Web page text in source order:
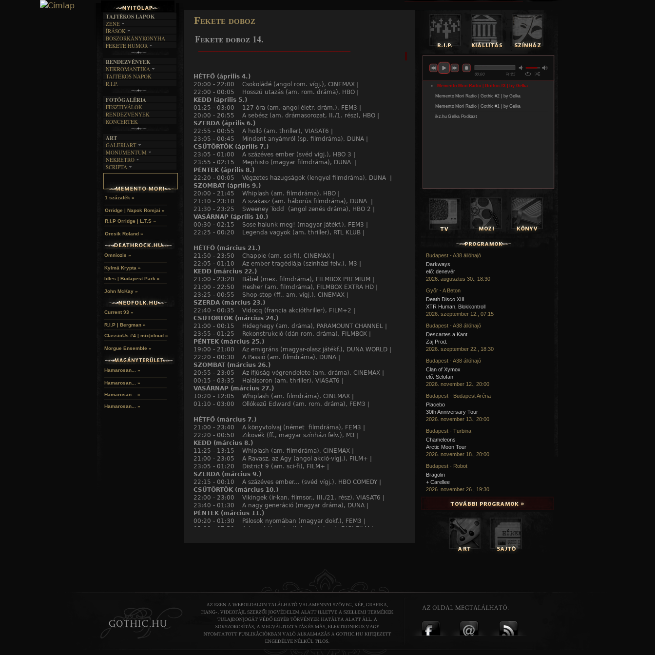
Fekete doboz
Fekete doboz 14.
HÉTFŐ (április 4.)
20:00 - 22:00 Csokoládé (angol rom. vígj.), CINEMAX |
22:00 - 00:05 Hosszú utazás (am. rom. dráma), HBO |
KEDD (április 5.)
01:25 - 03:00 127 óra (am.-angol életr. drám.), FEM3 |
20:00 - 20:55 A sebész (am. drámasorozat, II./1. rész), HBO |
SZERDA (április 6.)
22:55 - 00:55 A holló (am. thriller), VIASAT6 |
23:05 - 00:45 Mindent anyámról (sp. filmdráma), DUNA |
CSÜTÖRTÖK (április 7.)
23:05 - 01:00 A százéves ember (svéd vígj.), HBO 3 |
23:55 - 02:15 Mephisto (magyar filmdráma), DUNA |
PÉNTEK (április 8.)
22:20 - 00:05 Végzetes hazugságok (lengyel filmdráma), DUNA |
SZOMBAT (április 9.)
20:00 - 21:45 Whiplash (am. filmdráma), HBO |
21:10 - 23:10 A szakasz (am. háborús filmdráma), DUNA |
21:30 - 23:25 Sweeney Todd (angol zenés dráma), HBO 2 |
VASÁRNAP (április 10.)
00:30 - 02:15 Sose halunk meg! (magyar játékf.), FEM3 |
22:25 - 00:20 Legenda vagyok (am. thriller), RTL KLUB |
HÉTFŐ (március 21.)
21:50 - 23:50 Chappie (am. sci-fi), CINEMAX |
22:05 - 01:10 Az ember tragédiája (színházi felv.), M3 |
KEDD (március 22.)
21:00 - 23:20 Bábel (mex. filmdráma), FILMBOX PREMIUM |
21:00 - 22:50 Hesher (am. filmdráma), FILMBOX EXTRA HD |
23:25 - 00:55 Shop-stop (ff., am. vígj.), CINEMAX |
SZERDA (március 23.)
22:40 - 00:35 Vidocq (francia akcióthriller), FILM+2 |
CSÜTÖRTÖK (március 24.)
21:00 - 00:15 Hideghegy (am. dráma), PARAMOUNT CHANNEL |
23:55 - 01:25 Rekonstrukció (dán rom. dráma), FILMBOX |
PÉNTEK (március 25.)
19:00 - 21:00 Az emigráns (magyar-olasz játékf.), DUNA WORLD |
22:20 - 00:30 A Passió (am. filmdráma), DUNA |
SZOMBAT (március 26.)
20:55 - 23:05 Az ifjúság végrendelete (am. dráma), CINEMAX |
00:15 - 03:35 Halálsoron (am. thriller), VIASAT6 |
VASÁRNAP (március 27.)
10:20 - 12:05 Whiplash (am. filmdráma), CINEMAX |
01:10 - 03:00 Ollókezű Edward (am. rom. dráma), FEM3 |
HÉTFŐ (március 7.)
21:00 - 23:40 A könyvtolvaj (német filmdráma), FEM3 |
22:20 - 00:50 Zikovék (ff., magyar színházi felv.), M3 |
KEDD (március 8.)
11:25 - 13:15 Whiplash (am. filmdráma), CINEMAX |
21:00 - 23:05 A Ravasz, az Agy (angol akció-vígj.), FILM+ |
23:05 - 01:20 District 9 (am. sci-fi), FILM+ |
SZERDA (március 9.)
22:15 - 00:10 A százéves ember... (svéd vígj.), HBO COMEDY |
CSÜTÖRTÖK (március 10.)
22:00 - 23:00 Vikingek (ír-kan. filmsor., III./21. rész), VIASAT6 |
23:40 - 01:30 A nagy generáció (magyar dráma), DUNA |
PÉNTEK (március 11.)
00:20 - 01:30 Pálosok nyomában (magyar dokf.), FEM3 |
05:30 - 07:50 Arizonai álmodozók (am. dráma), DIGI FILM |
21:55 - 23:35 Phoenix bár (német dráma), CINEMAX |
23:10 - 01:30 A hobbit (am.-új-zél. kalandf.), HBO |
14:45 - 16:50 Felforgatókönyv (am. vígj.), FILMCAFE |
15:45 - 17:00 Svejk (ukrán anim. f.), FILMBOX FAMILY |
KEDD (március 1.)
22:05 - 23:55 Túsztörténet (magyar filmdráma), M3 |
00:25 - 02:25 Fekete hattyú (am. filmdráma), FEM3 |
10:50 - 12:35 Szóljatok a köpcösnek! (am. vígj.), DIGI FILM |
TAJTÉKOS LAPOK
ZENE
EGYÜTTESEK
INTERJÚK
FORDÍTÁSOK
DALSZÖVEGEK
ÍRÁSOK
IRODALOM
FILM
MŰVÉSZET
ÍRÁSTÖRTÉNET
BOSZORKÁNYKONYHA
FEKETE HUMOR
SZÖVEGES
RENDEZVÉNYEK
NEKROMANTIKA
AKTUÁLIS
A MÚLT
TAJTÉKOS NAPOK
R.I.P.
FOTÓGALÉRIA
FESZTIVÁLOK
RENDEZVÉNYEK
KONCERTEK
ART
GALERIART
ARTGALERI
KÉPREGÉNYEK
LAKÁSKULTS
MONUMENTUM
TEMETŐK
TEMPLOMOK
HELYEK
NEKRETRO
SZUBKULT
RELIKVIÁK
SCRIPTA
NOVELLÁK
HALÁLTÁNC
1 százalék »
Orridge | Napok Romjai »
R.I.P Orridge | L.T.S »
Orcsik Roland »
Omniozis »
Kylmä Krypta »
Idles | Budapest Park »
John McKay »
Current 93 »
R.I.P | Bergman »
ClassicUs #4 | mix|cloud »
Morgue Ensemble »
Hamarosan... »
Hamarosan... »
Hamarosan... »
Hamarosan... »
Budapest - A38 állóhajó
Darkways
elő: denevér
2026. augusztus 30., 18:30
Győr - A Beton
Death Disco XIII
XTR Human, Blokkontroll
2026. szeptember 12., 07:15
Budapest - A38 állóhajó
Descartes a Kant
Zaj Prod.
2026. szeptember 22., 18:30
Budapest - A38 állóhajó
Clan of Xymox
elő: Selofan
2026. november 12., 20:00
Budapest - Budapest Aréna
Placebo
30th Anniversary Tour
2026. november 13., 20:00
Budapest - Turbina
Chameleons
Arctic Moon Tour
2026. november 18., 20:00
Budapest - Robot
Bragolin
+ Carellee
2026. november 26., 19:30